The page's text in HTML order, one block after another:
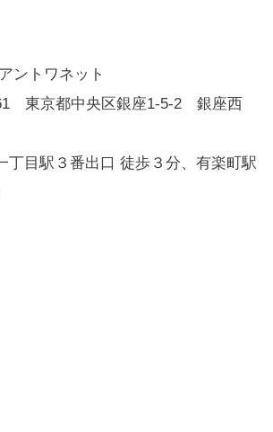
ントワネット
東京都中央区銀座1-5-2 銀座西
丁目駅３番出口 徒歩３分、有楽町駅